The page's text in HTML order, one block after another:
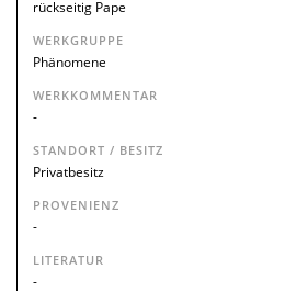
rückseitig Pape
WERKGRUPPE
Phänomene
WERKKOMMENTAR
-
STANDORT / BESITZ
Privatbesitz
PROVENIENZ
-
LITERATUR
-